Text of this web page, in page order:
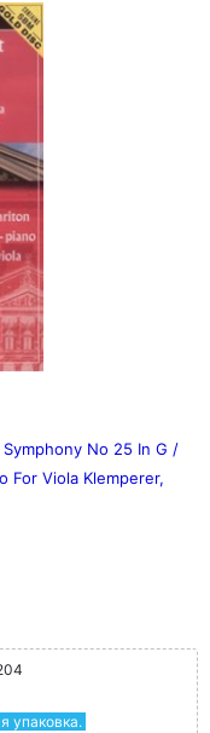
Symphony No 25 In G /
For Viola Klemperer,
упаковка.